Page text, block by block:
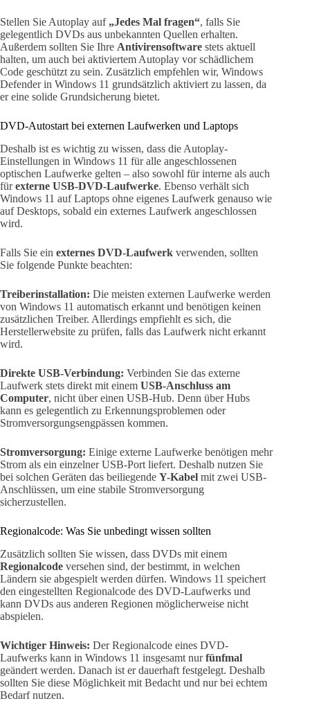
Stellen Sie Autoplay auf „Jedes Mal fragen“, falls Sie
gelegentlich DVDs aus unbekannten Quellen erhalten.
Außerdem sollten Sie Ihre Antivirensoftware stets aktuell
halten, um auch bei aktiviertem Autoplay vor schädlichem
Code geschützt zu sein. Zusätzlich empfehlen wir, Windows
Defender in Windows 11 grundsätzlich aktiviert zu lassen, da
er eine solide Grundsicherung bietet.
DVD-Autostart bei externen Laufwerken und Laptops
Deshalb ist es wichtig zu wissen, dass die Autoplay-
Einstellungen in Windows 11 für alle angeschlossenen
optischen Laufwerke gelten – also sowohl für interne als auch
fürexterne USB-DVD-Laufwerke. Ebenso verhält sich
Windows 11 auf Laptops ohne eigenes Laufwerk genauso wie
auf Desktops, sobald ein externes Laufwerk angeschlossen
wird.
Falls Sie ein externes DVD-Laufwerk verwenden, sollten
Sie folgende Punkte beachten:
Treiberinstallation: Die meisten externen Laufwerke werden
von Windows 11 automatisch erkannt und benötigen keinen
zusätzlichen Treiber. Allerdings empfiehlt es sich, die
Herstellerwebsite zu prüfen, falls das Laufwerk nicht erkannt
wird.
Direkte USB-Verbindung: Verbinden Sie das externe
Laufwerk stets direkt mit einem USB-Anschluss am
Computer, nicht über einen USB-Hub. Denn über Hubs
kann es gelegentlich zu Erkennungsproblemen oder
Stromversorgungsengpässen kommen.
Stromversorgung: Einige externe Laufwerke benötigen mehr
Strom als ein einzelner USB-Port liefert. Deshalb nutzen Sie
bei solchen Geräten das beiliegende Y-Kabel mit zwei USB-
Anschlüssen, um eine stabile Stromversorgung
sicherzustellen.
Regionalcode: Was Sie unbedingt wissen sollten
Zusätzlich sollten Sie wissen, dass DVDs mit einem
Regionalcode versehen sind, der bestimmt, in welchen
Ländern sie abgespielt werden dürfen. Windows 11 speichert
den eingestellten Regionalcode des DVD-Laufwerks und
kann DVDs aus anderen Regionen möglicherweise nicht
abspielen.
Wichtiger Hinweis: Der Regionalcode eines DVD-
Laufwerks kann in Windows 11 insgesamt nurfünfmal
geändert werden. Danach ist er dauerhaft festgelegt. Deshalb
sollten Sie diese Möglichkeit mit Bedacht und nur bei echtem
Bedarf nutzen.